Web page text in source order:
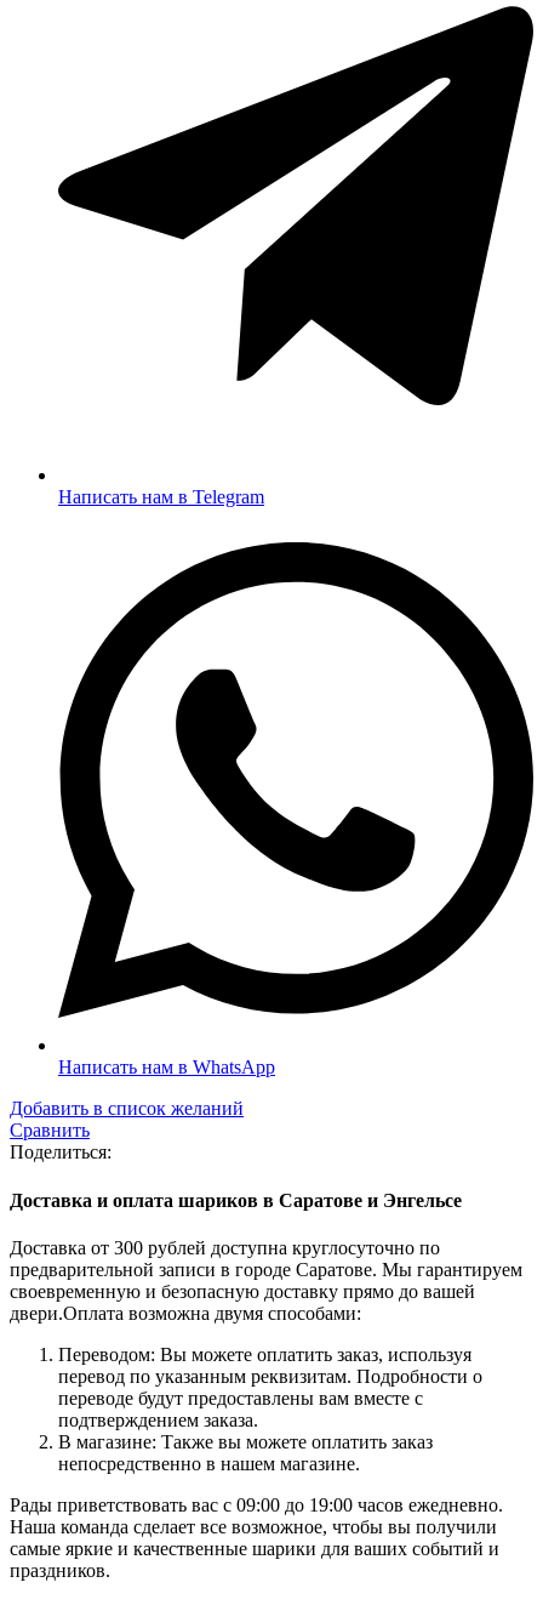
Написать нам в Telegram
Написать нам в WhatsApp
Добавить в список желаний
Сравнить
Поделиться:
Доставка и оплата шариков в Саратове и Энгельсе
Доставка от 300 рублей доступна круглосуточно по
предварительной записи в городе Саратове. Мы гарантируем
своевременную и безопасную доставку прямо до вашей
двери.Оплата возможна двумя способами:
Переводом: Вы можете оплатить заказ, используя
перевод по указанным реквизитам. Подробности о
переводе будут предоставлены вам вместе с
подтверждением заказа.
В магазине: Также вы можете оплатить заказ
непосредственно в нашем магазине.
Рады приветствовать вас с 09:00 до 19:00 часов ежедневно.
Наша команда сделает все возможное, чтобы вы получили
самые яркие и качественные шарики для ваших событий и
праздников.